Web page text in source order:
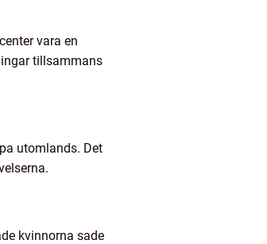
vara en
tillsammans
utomlands. Det
kvinnorna sade